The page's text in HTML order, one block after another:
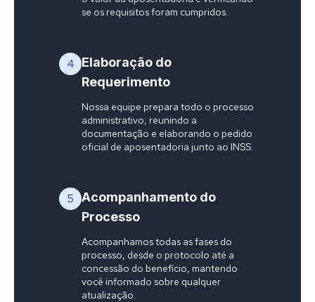
se os requisitos foram cumpridos.
4 Elaboração do
Requerimento
Nossa equipe prepara todo o processo
administrativo, reunindo a
documentação e elaborando o pedido
oficial de aposentadoria junto ao INSS.
5 Acompanhamento do
Processo
Acompanhamos todas as fases do
processo, desde o protocolo até a
concessão do benefício, mantendo
você informado sobre qualquer
atualização.